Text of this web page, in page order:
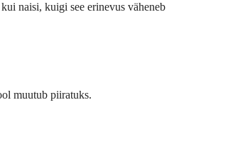
naisi, kuigi see erinevus väheneb
muutub piiratuks.